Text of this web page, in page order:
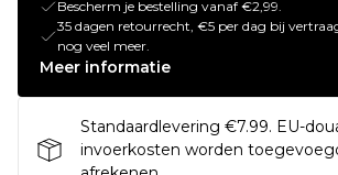
Bescherm je bestelling vanaf €2,99.
35 dagen retourrecht, €5 per dag bij
nog veel meer.
Meer informatie
Standaardlevering €7.99. EU-
invoerkosten worden